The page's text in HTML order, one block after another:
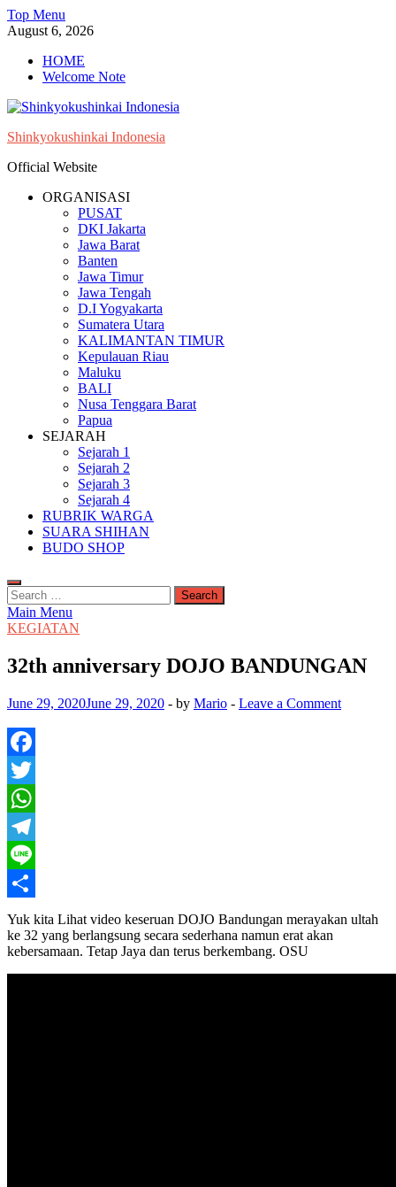
Skip
to
Top Menu
August 6, 2026
HOME
Welcome Note
Shinkyokushinkai Indonesia
Official Website
ORGANISASI
PUSAT
DKI Jakarta
Jawa Barat
Banten
Jawa Timur
Jawa Tengah
D.I Yogyakarta
Sumatera Utara
KALIMANTAN TIMUR
Kepulauan Riau
Maluku
BALI
Nusa Tenggara Barat
Papua
SEJARAH
Sejarah 1
Sejarah 2
Sejarah 3
Sejarah 4
RUBRIK WARGA
SUARA SHIHAN
BUDO SHOP
Search
for:
Main Menu
KEGIATAN
32th anniversary DOJO BANDUNGAN
June 29, 2020June 29, 2020 - by Mario - Leave a Comment
Facebook
Twitter
WhatsApp
Telegram
Line
Share
Yuk kita Lihat video keseruan DOJO Bandungan merayakan ultah
ke 32 yang berlangsung secara sederhana namun erat akan
kebersamaan. Tetap Jaya dan terus berkembang. OSU